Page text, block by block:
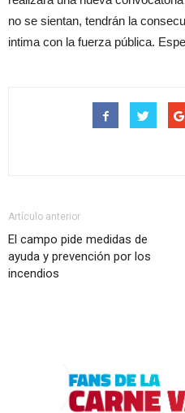
no se sientan, tendrán la
intima con la fuerza pública.
Artículo anterior
El campo pide medidas de
ayuda y prevención por los
incendios